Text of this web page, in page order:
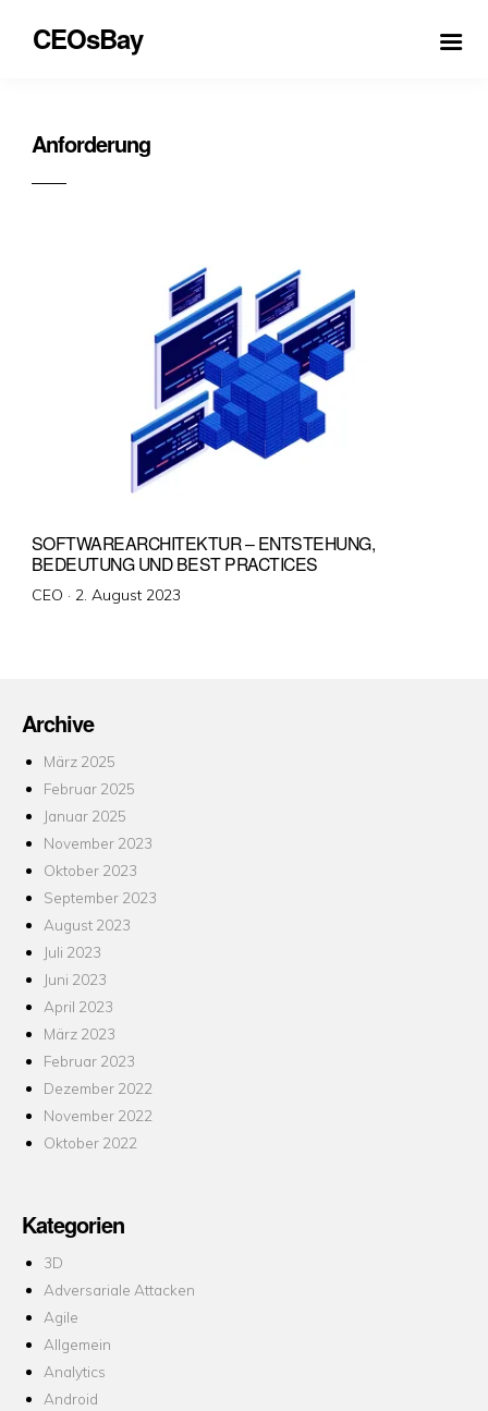
CEOsBay
Anforderung
SOFTWAREARCHITEKTUR – ENTSTEHUNG,
BEDEUTUNG UND BEST PRACTICES
CEO · Veröffentlicht
2. August 2023
Archive
März 2025
Februar 2025
Januar 2025
November 2023
Oktober 2023
September 2023
August 2023
Juli 2023
Juni 2023
April 2023
März 2023
Februar 2023
Dezember 2022
November 2022
Oktober 2022
Kategorien
3D
Adversariale Attacken
Agile
Allgemein
Analytics
Android